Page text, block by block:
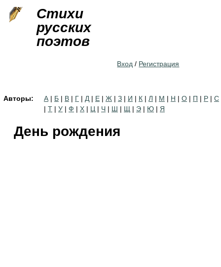
Стихи
русских
поэтов
Вход / Регистрация
Авторы: А | Б | В | Г | Д | Е | Ж | З | И | К | Л | М | Н | О | П | Р | С
| Т | У | Ф | Х | Ц | Ч | Ш | Щ | Э | Ю | Я
День рождения